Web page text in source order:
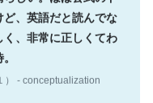
、英語だと読んでな
、非常に正しくてわ